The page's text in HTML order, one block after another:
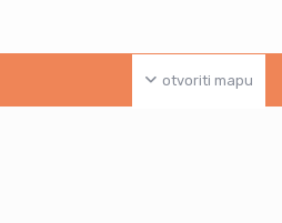
otvoriti mapu